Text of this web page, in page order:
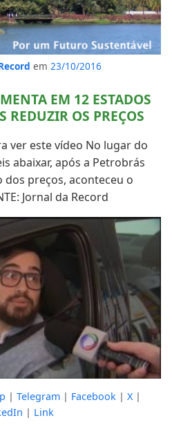
em 23/10/2016
EM 12 ESTADOS
REDUZIR OS PREÇOS
ver este vídeo No lugar do
abaixar, após a Petrobrás
preços, aconteceu o
Jornal da Record
| Telegram| Facebook | X|
| Link